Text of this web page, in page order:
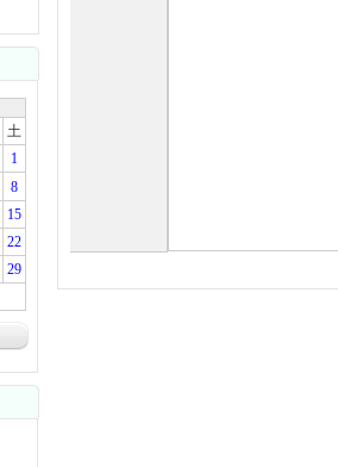
土
1
8
15
22
29